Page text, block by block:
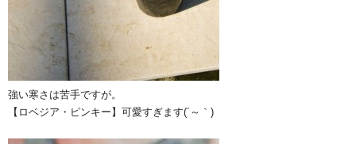
強い寒さは苦手ですが。
【ロベジア・ピンキー】可愛すぎます(´～｀)